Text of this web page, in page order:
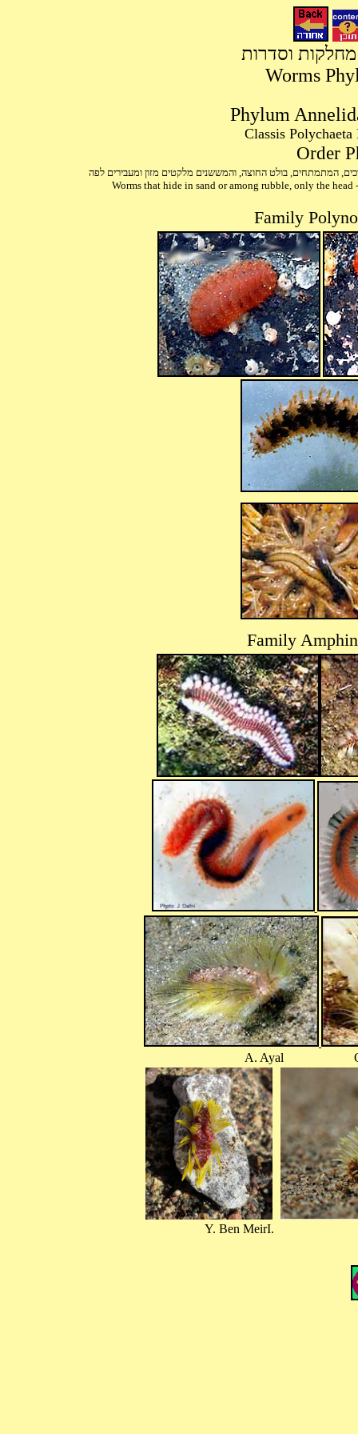
וסדרות
Worms
Worms that hide in sand or among rubble, only the
A. Ayal O.
Y. Ben MeirI. Y.